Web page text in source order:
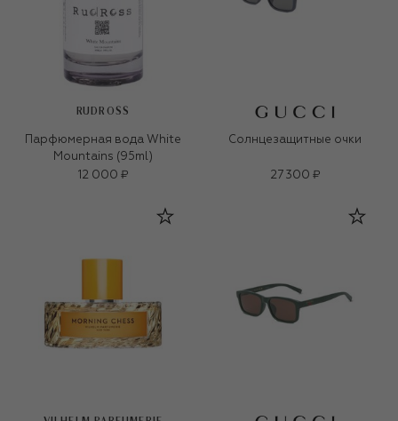
RUDROSS
Парфюмерная вода White
Mountains (95ml)
12 000 ₽
Солнцезащитные очки
27 300 ₽